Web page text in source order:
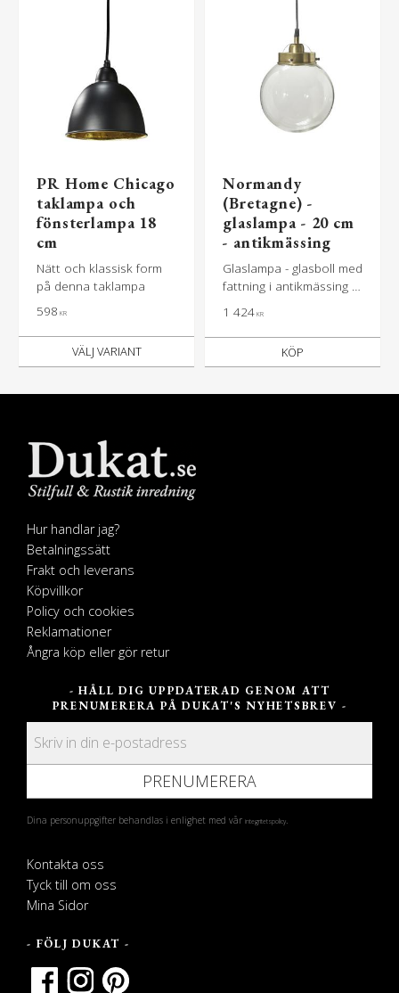
PR Home Chicago
taklampa och
fönsterlampa 18
cm
Nätt och klassisk form
på denna taklampa
598 KR
Normandy
(Bretagne) -
glaslampa - 20 cm
- antikmässing
Glaslampa - glasboll med
fattning i antikmässing -
1 424 KR
KÖP
Hur handlar jag?
Betalningssätt
Frakt och leverans
Köpvillkor
Policy och cookies
Reklamationer
Ångra köp eller gör retur
- HÅLL DIG UPPDATERAD GENOM ATT
PRENUMERERA PÅ DUKAT'S NYHETSBREV -
PRENUMERERA
Dina personuppgifter behandlas i enlighet med vår integritetspolicy
Kontakta oss
Tyck till om oss
Mina Sidor
- FÖLJ DUKAT -